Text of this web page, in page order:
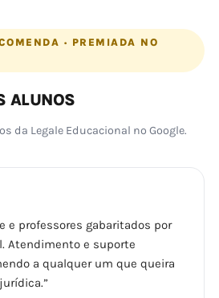
· PREMIADA NO
ALUNOS
da Legale Educacional no Google.
e professores gabaritados por
Atendimento e suporte
a qualquer um que queira